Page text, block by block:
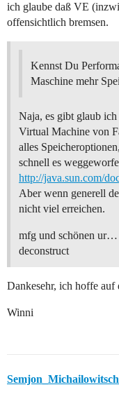
ich glaube daß VE
offensichtlich bremsen.
Kennst Du
Maschine mehr
Naja, es gibt glaub
Virtual Machine von
alles
schnell es
http://java.sun.com/
Aber wenn generell
nicht viel erreichen.
mfg und schönen
deconstruct
Dankesehr, ich hoffe auf
Winni